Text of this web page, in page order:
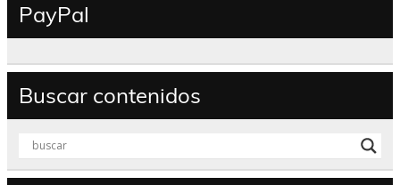
PayPal
Buscar contenidos